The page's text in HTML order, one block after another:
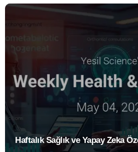
Haftalık Sağlık ve Yapay Zeka